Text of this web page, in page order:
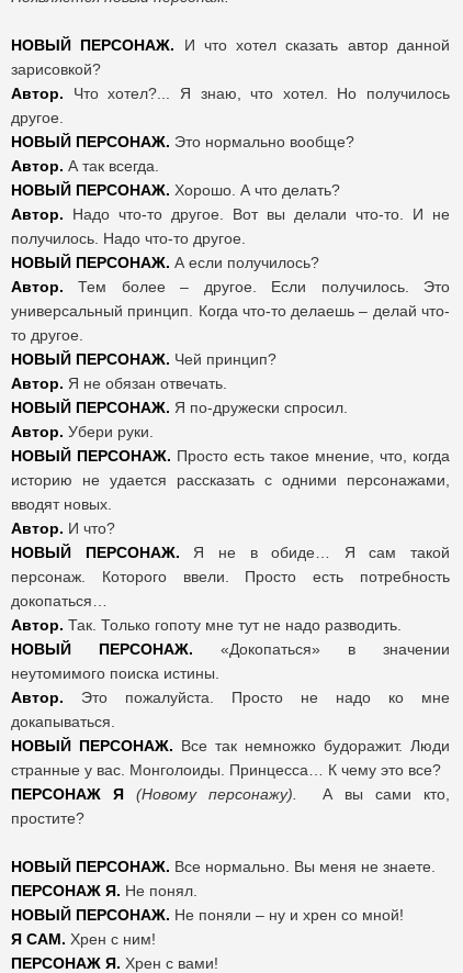
НОВЫЙ ПЕРСОНАЖ. И что хотел сказать автор данной
зарисовкой?
Автор. Что хотел?... Я знаю, что хотел. Но получилось
другое.
НОВЫЙ ПЕРСОНАЖ. Это нормально вообще?
Автор. А так всегда.
НОВЫЙ ПЕРСОНАЖ. Хорошо. А что делать?
Автор. Надо что-то другое. Вот вы делали что-то. И не
получилось. Надо что-то другое.
НОВЫЙ ПЕРСОНАЖ. А если получилось?
Автор. Тем более – другое. Если получилось. Это
универсальный принцип. Когда что-то делаешь – делай что-
то другое.
НОВЫЙ ПЕРСОНАЖ. Чей принцип?
Автор. Я не обязан отвечать.
НОВЫЙ ПЕРСОНАЖ. Я по-дружески спросил.
Автор. Убери руки.
НОВЫЙ ПЕРСОНАЖ. Просто есть такое мнение, что, когда
историю не удается рассказать с одними персонажами,
вводят новых.
Автор. И что?
НОВЫЙ ПЕРСОНАЖ. Я не в обиде… Я сам такой
персонаж. Которого ввели. Просто есть потребность
докопаться…
Автор. Так. Только гопоту мне тут не надо разводить.
НОВЫЙ ПЕРСОНАЖ. «Докопаться» в значении
неутомимого поиска истины.
Автор. Это пожалуйста. Просто не надо ко мне
докапываться.
НОВЫЙ ПЕРСОНАЖ. Все так немножко будоражит. Люди
странные у вас. Монголоиды. Принцесса… К чему это все?
ПЕРСОНАЖ Я
(Новому персонажу).
А вы сами кто,
простите?
НОВЫЙ ПЕРСОНАЖ. Все нормально. Вы меня не знаете.
ПЕРСОНАЖ Я. Не понял.
НОВЫЙ ПЕРСОНАЖ. Не поняли – ну и хрен со мной!
Я САМ. Хрен с ним!
ПЕРСОНАЖ Я. Хрен с вами!